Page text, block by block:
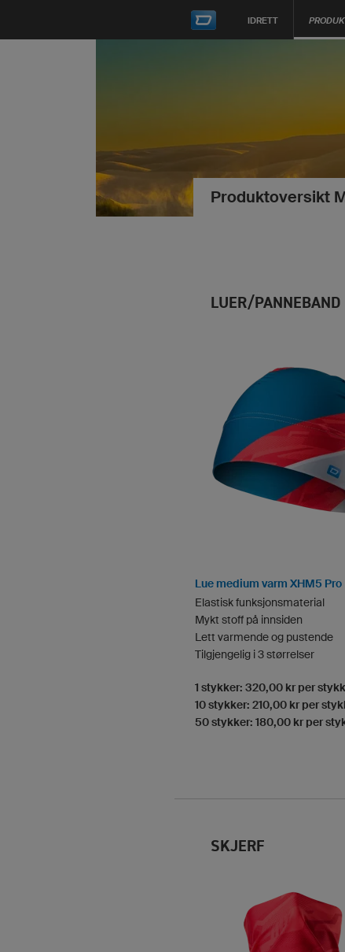
IDRETT
Produktoversikt
LUER/PANNEBAND
Lue medium varm XHM5 Pro
Elastisk funksjonsmaterial
Mykt stoff på innsiden
Lett varmende og pustende
Tilgjengelig i 3 størrelser
1 stykker: 320,00 kr per
10 stykker: 210,00 kr per
50 stykker: 180,00 kr per
SKJERF